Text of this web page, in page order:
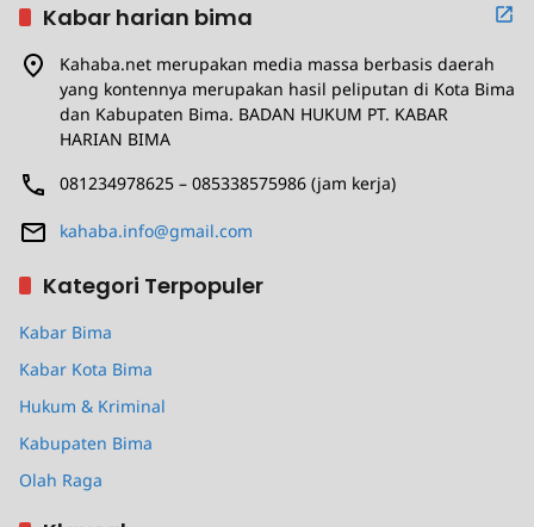
Kabar harian bima
Kahaba.net merupakan media massa berbasis daerah
yang kontennya merupakan hasil peliputan di Kota Bima
dan Kabupaten Bima. BADAN HUKUM PT. KABAR
HARIAN BIMA
081234978625 – 085338575986 (jam kerja)
kahaba.info@gmail.com
Kategori Terpopuler
Kabar Bima
Kabar Kota Bima
Hukum & Kriminal
Kabupaten Bima
Olah Raga